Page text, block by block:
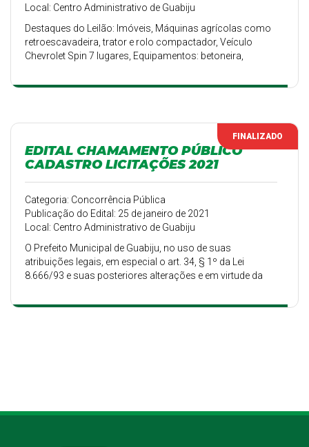
Local: Centro Administrativo de Guabiju
Destaques do Leilão: Imóveis, Máquinas agrícolas como
retroescavadeira, trator e rolo compactador, Veículo
Chevrolet Spin 7 lugares, Equipamentos: betoneira,
informática, móveis e muito mais.
FINALIZADO
EDITAL CHAMAMENTO PÚBLICO
CADASTRO LICITAÇÕES 2021
Categoria: Concorrência Pública
Publicação do Edital: 25 de janeiro de 2021
Local: Centro Administrativo de Guabiju
O Prefeito Municipal de Guabiju, no uso de suas
atribuições legais, em especial o art. 34, § 1º da Lei
8.666/93 e suas posteriores alterações e em virtude da
público de fornecedores e prestadores de serviços,